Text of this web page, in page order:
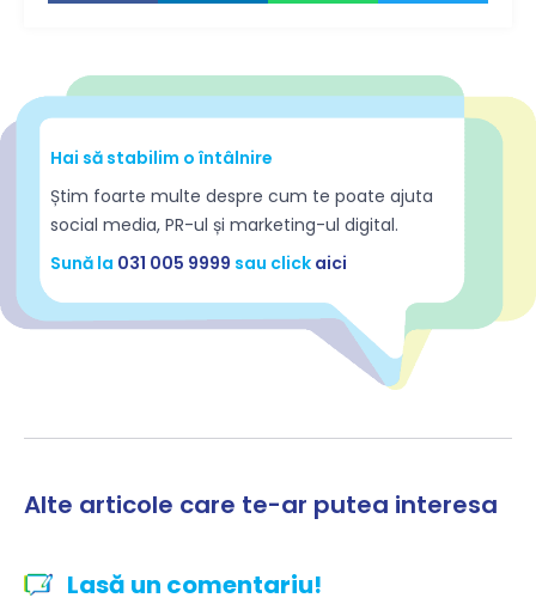
Hai să stabilim o întâlnire
Știm foarte multe despre cum te poate ajuta
social media, PR-ul și marketing-ul digital.
Sună la 031 005 9999 sau click aici
Alte articole care te-ar putea interesa
Lasă un comentariu!